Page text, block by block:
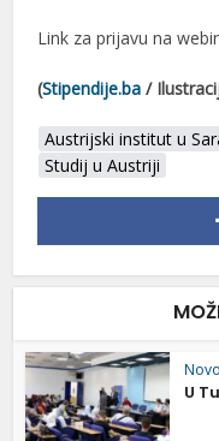
Link za prijavu na
(Stipendije.ba /
Austrijski institut u
Studij u Austriji
U